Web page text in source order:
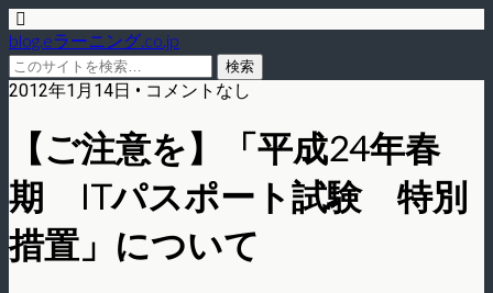
blog.eラーニング.co.jp
2012年1月14日 • コメントなし
【ご注意を】「平成24年春
期 ITパスポート試験 特別
措置」について